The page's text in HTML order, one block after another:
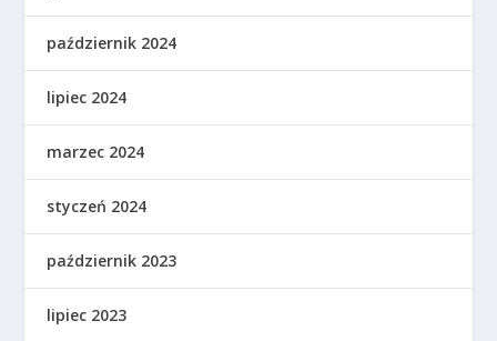
październik 2024
lipiec 2024
marzec 2024
styczeń 2024
październik 2023
lipiec 2023